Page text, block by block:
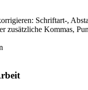
Schriftart-,
zusätzliche Kommas,